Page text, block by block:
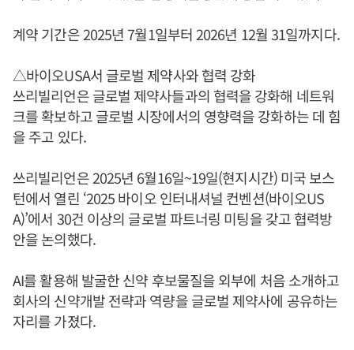
계약 기간은 2025년 7월1일부터 2026년 12월 31일까지다.
△바이오USA서 글로벌 제약사와 협력 강화
쓰리빌리언은 글로벌 제약사들과의 협력을 강화해 네트워
크를 확보하고 글로벌 시장에서의 영향력을 강화하는 데 힘
을 주고 있다.
쓰리빌리언은 2025년 6월16일~19일(현지시간) 미국 보스
턴에서 열린 ‘2025 바이오 인터내셔널 컨벤션(바이오US
A)’에서 30건 이상의 글로벌 파트너링 미팅을 갖고 협력방
안을 논의했다.
AI를 활용해 발굴한 신약 후보물질을 외부에 처음 소개하고
회사의 신약개발 전략과 역량을 글로벌 제약사에 공유하는
자리를 가졌다.